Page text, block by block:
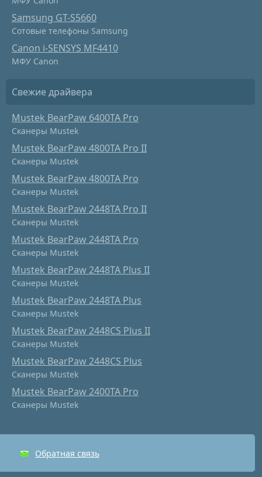
Samsung GT-S5660
Сотовые телефоны Samsung
Canon i-SENSYS MF4410
МФУ Canon
Свежие драйвера
Mustek BearPaw 6400TA Pro
Сканеры Mustek
Mustek BearPaw 4800TA Pro II
Сканеры Mustek
Mustek BearPaw 4800TA Pro
Сканеры Mustek
Mustek BearPaw 2448TA Pro II
Сканеры Mustek
Mustek BearPaw 2448TA Pro
Сканеры Mustek
Mustek BearPaw 2448TA Plus II
Сканеры Mustek
Mustek BearPaw 2448TA Plus
Сканеры Mustek
Mustek BearPaw 2448CS Plus II
Сканеры Mustek
Mustek BearPaw 2448CS Plus
Сканеры Mustek
Mustek BearPaw 2400TA Pro
Сканеры Mustek
Обратная связь